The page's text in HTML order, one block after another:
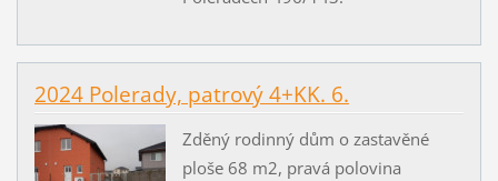
2024 Polerady, patrový 4+KK. 6.
Zděný rodinný dům o zastavěné
ploše 68 m2, pravá polovina